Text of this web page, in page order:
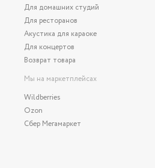
Для домашних студий
Для ресторанов
Акустика для караоке
Для концертов
Возврат товара
Мы на маркетплейсах
Wildberries
Ozon
Сбер Мегамаркет